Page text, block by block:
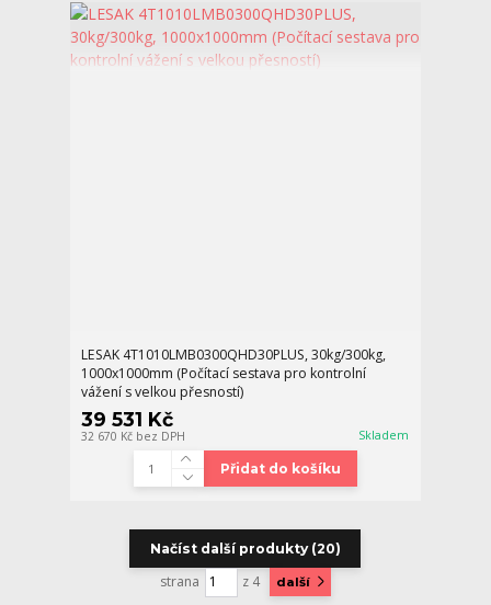
LESAK 4T1010LMB0300QHD30PLUS, 30kg/300kg,
1000x1000mm (Počítací sestava pro kontrolní
vážení s velkou přesností)
39 531 Kč
32 670 Kč bez DPH Skladem
Přidat do košíku
Načíst další produkty (20)
strana z 4 další